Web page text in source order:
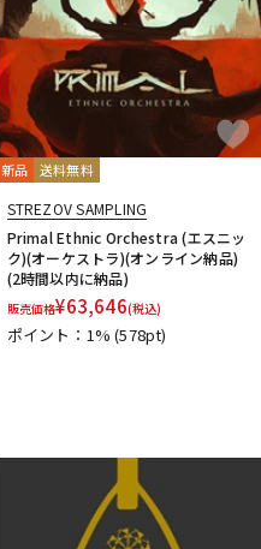
新品 送料無料
STREZOV SAMPLING
Primal Ethnic Orchestra (エスニッ
ク)(オーケストラ)(オンライン納品)
(2時間以内に納品)
販売価格¥63,646(税込)
ポイント：1%(578pt)